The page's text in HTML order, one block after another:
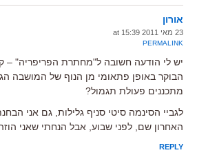
אורון
23 מאי 2011 at 15:39
PERMALINK
יש לי הודעה חשובה ל"מחתרת הפריפריה" –
הבוקר באופן פתאומי מן הנוף של המושבה
מתכננים פעולת תגמול?
לגביי הסינמה סיטי סניף גלילות, גם אני
האחרון שם, לפני שבוע, אבל הנחתי שאני
REPLY